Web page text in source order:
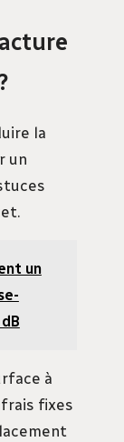
la
un
un
à
fixes